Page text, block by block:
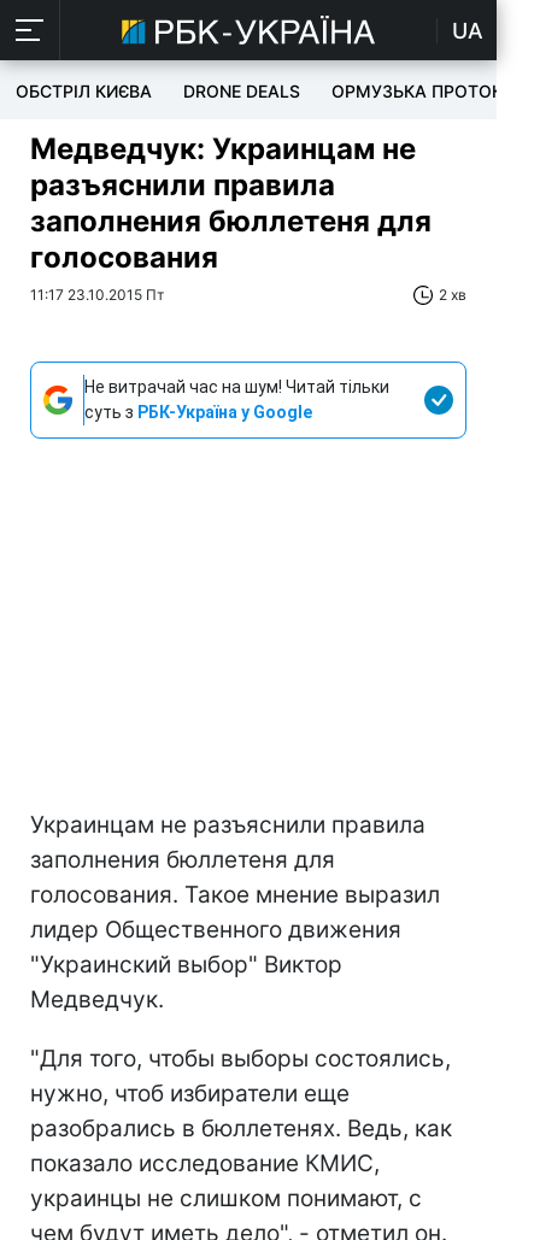
UA
ОБСТРІЛ КИЄВА DRONE DEALS ОРМУЗЬКА ПРОТОКА
Медведчук: Украинцам не
разъяснили правила
заполнения бюллетеня для
голосования
11:17 23.10.2015 Пт 2 хв
Не витрачай час на шум! Читай тільки
суть з РБК-Україна у Google
Украинцам не разъяснили правила
заполнения бюллетеня для
голосования. Такое мнение выразил
лидер Общественного движения
"Украинский выбор" Виктор
Медведчук.
"Для того, чтобы выборы состоялись,
нужно, чтоб избиратели еще
разобрались в бюллетенях. Ведь, как
показало исследование КМИС,
украинцы не слишком понимают, с
чем будут иметь дело", - отметил он.